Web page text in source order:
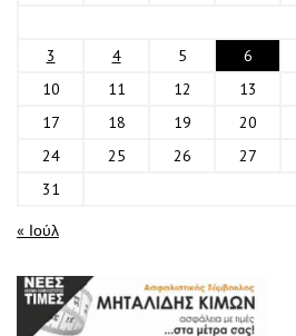
3
4 5 6
10
11 12 13
17
18 19 20
24
25 26 27
31
« Ιούλ